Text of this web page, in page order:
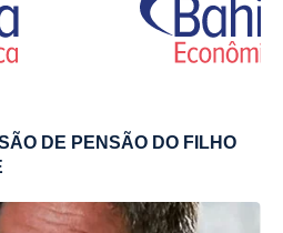
DE PENSÃO DO FILHO